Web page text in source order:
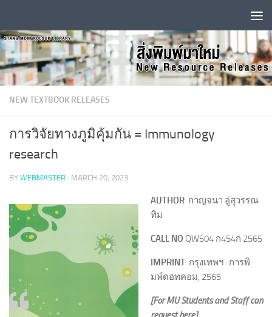
NEW TEXTBOOK RELEASES
การวิจัยทางภูมิคุ้มกัน = Immunology
research
BY WEBMASTER · MARCH 20, 2023
AUTHOR กาญจนา อู่สุวรรณ
ทิม
CALL NO QW504 ก454ก 2565
IMPRINT กรุงเทพฯ : การพิ
มพ์ดอทคอม, 2565
[For MU Students and Staff can